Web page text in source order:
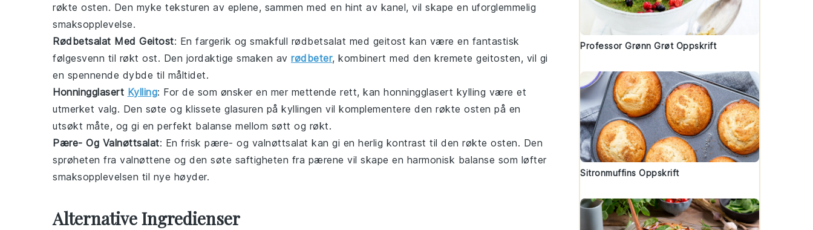
røkte osten. Den myke teksturen av eplene, sammen med en hint av kanel, vil skape en uforglemmelig
smaksopplevelse.
Rødbetsalat Med Geitost: En fargerik og smakfull rødbetsalat med geitost kan være en fantastisk
følgesvenn til røkt ost. Den jordaktige smaken av rødbeter, kombinert med den kremete geitosten, vil gi
en spennende dybde til måltidet.
Honningglasert Kylling: For de som ønsker en mer mettende rett, kan honningglasert kylling være et
utmerket valg. Den søte og klissete glasuren på kyllingen vil komplementere den røkte osten på en
utsøkt måte, og gi en perfekt balanse mellom søtt og røkt.
Pære- Og Valnøttsalat: En frisk pære- og valnøttsalat kan gi en herlig kontrast til den røkte osten. Den
sprøheten fra valnøttene og den søte saftigheten fra pærene vil skape en harmonisk balanse som løfter
smaksopplevelsen til nye høyder.
Alternative Ingredienser
Professor Grønn Grøt Oppskrift
Sitronmuffins Oppskrift